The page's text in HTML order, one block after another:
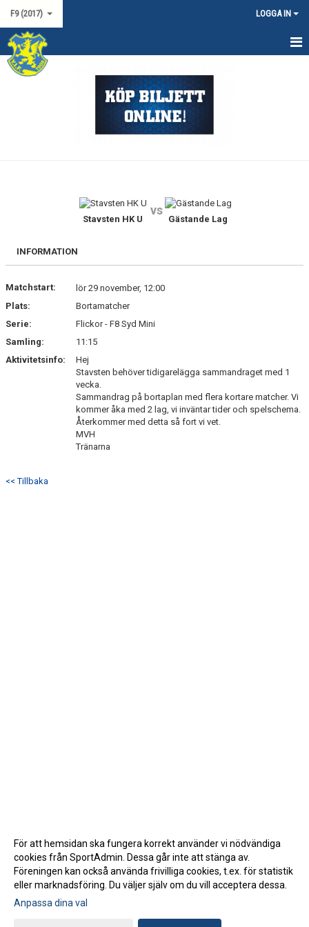
F9 (2017) LOGGA IN
HEM
DOKUMENT
Stavsten HK U
vs
Gästande Lag
INFORMATION
Matchstart:
lör 29 november, 12:00
Plats:
Bortamatcher
Serie:
Flickor - F8 Syd Mini
Samling:
11:15
Aktivitetsinfo:
Hej
Stavsten behöver tidigarelägga sammandraget med 1
vecka.
Sammandrag på bortaplan med flera kortare matcher. Vi
kommer åka med 2 lag, vi inväntar tider och spelschema.
Återkommer med detta så fort vi vet.
MVH
Tränarna
<< Tillbaka
Gå till Webbversion
För att hemsidan ska fungera korrekt använder vi nödvändiga
cookies från SportAdmin. Dessa går inte att stänga av.
Föreningen kan också använda frivilliga cookies, t.ex. för statistik
eller marknadsföring. Du väljer själv om du vill acceptera dessa.
Anpassa dina val